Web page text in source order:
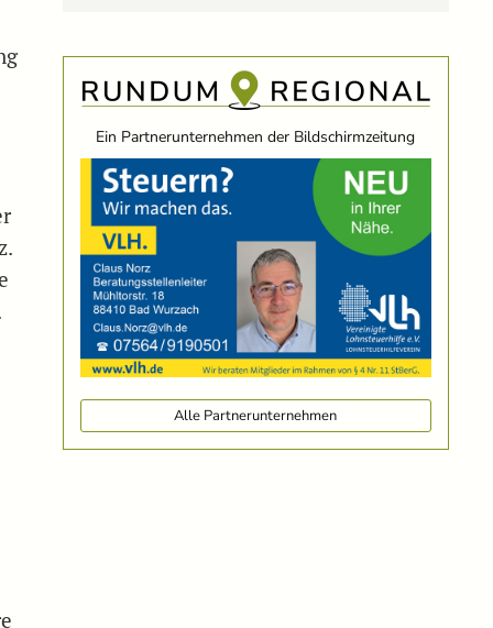
Ein Partnerunternehmen der Bildschirmzeitung
Alle Partnerunternehmen